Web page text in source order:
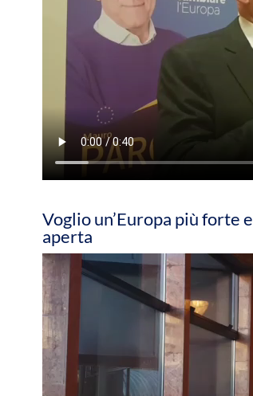
Voglio un’Europa più forte e
aperta